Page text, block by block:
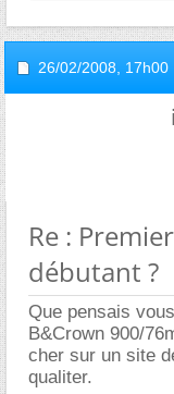
26/02/2008, 17h00
Re :
débutant ?
Que pensais
B&Crown 900/
cher sur un site
qualiter.